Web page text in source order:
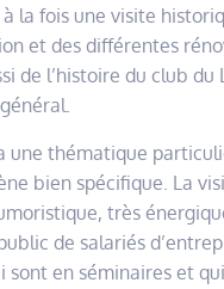
la fois une visite
et des différentes
de l’histoire du club du
une thématique
bien spécifique. La
très
de salariés
sont en séminaires et